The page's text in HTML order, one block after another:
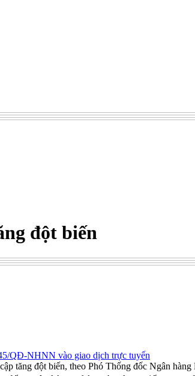
đột biến
QĐ-NHNN vào giao dịch trực tuyến
tăng đột biến, theo Phó Thống đốc Ngân